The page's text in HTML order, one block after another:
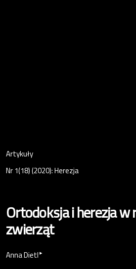
Artykuły
Nr 1(18) (2020): Herezja
Ortodoksja i herezja w
zwierząt
Anna Dietl▸